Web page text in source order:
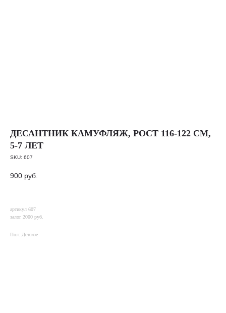
ДЕСАНТНИК КАМУФЛЯЖ, РОСТ 116-122 СМ,
5-7 ЛЕТ
SKU: 607
900 руб.
артикул 607
залог 2000 руб.
Пол: Детское